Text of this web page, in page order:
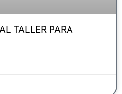
TALLER PARA